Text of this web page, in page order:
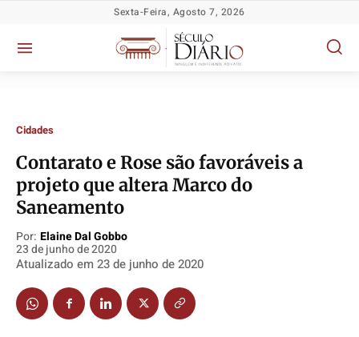
Socioeconômicas
TV Século
Justiça
Educação
Socioeconômicas
TV Século
Justiça
Educação
Socioeconômicas
TV Século
Justiça
Educação
Socioeconômicas
TV Século
Justiça
Educação
Sexta-Feira, Agosto 7, 2026
Cidades
Contarato e Rose são favoráveis a
projeto que altera Marco do
Saneamento
Por: Elaine Dal Gobbo
23 de junho de 2020
Atualizado em 23 de junho de 2020